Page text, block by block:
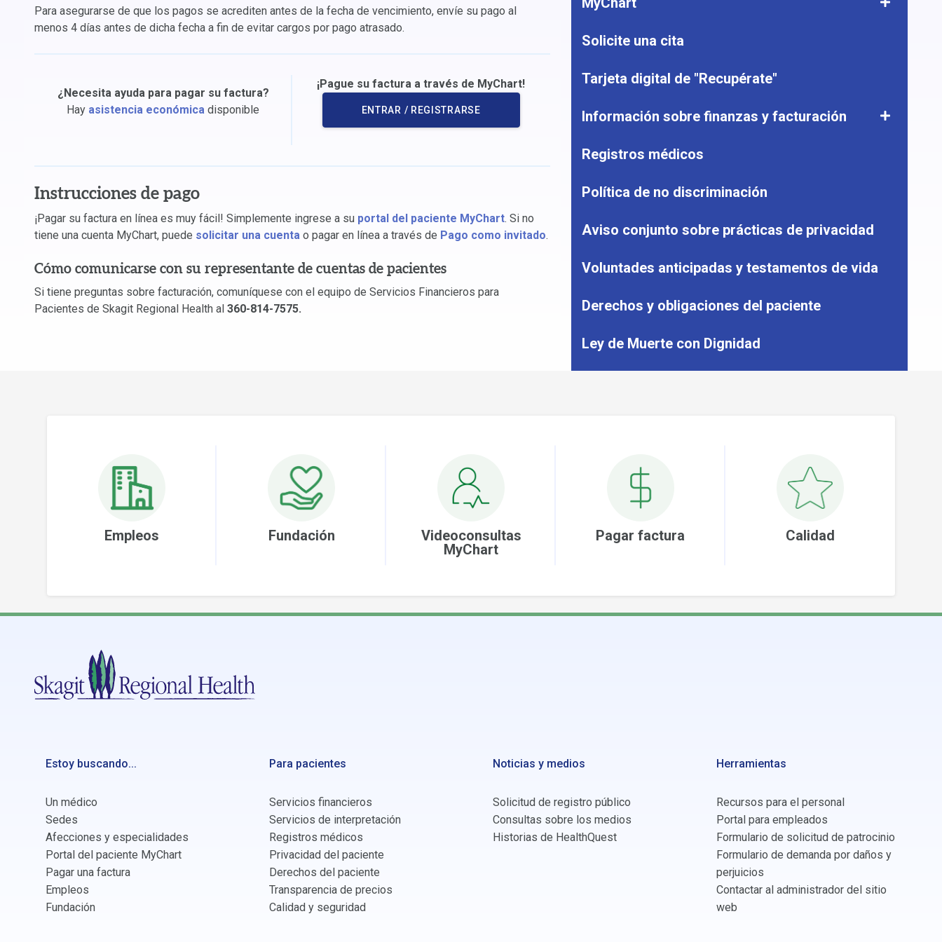
Para asegurarse de que los pagos se acrediten antes de la fecha de vencimiento, envíe su pago al
menos 4 días antes de dicha fecha a fin de evitar cargos por pago atrasado.
¿Necesita ayuda para pagar su factura?
Hay asistencia económica disponible
¡Pague su factura a través de MyChart!
ENTRAR / REGISTRARSE
Instrucciones de pago
¡Pagar su factura en línea es muy fácil! Simplemente ingrese a su portal del paciente MyChart. Si no
tiene una cuenta MyChart, puede solicitar una cuenta o pagar en línea a través de Pago como invitado.
Cómo comunicarse con su representante de cuentas de pacientes
Si tiene preguntas sobre facturación, comuníquese con el equipo de Servicios Financieros para
Pacientes de Skagit Regional Health al 360-814-7575.
Para
Solicite una cita
Tarjeta digital de "Recupérate"
Información sobre finanzas y facturación
Mostrar/
Registros médicos
Política de no discriminación
Aviso conjunto sobre prácticas de privacidad
Voluntades anticipadas y testamentos de vida
Derechos y obligaciones del paciente
Ley de Muerte con Dignidad
Empleos Fundación
Videoconsultas
MyChart
Pagar factura Calidad
Estoy buscando...
Un médico
Sedes
Afecciones y especialidades
Portal del paciente MyChart
Pagar una factura
Empleos
Fundación
Para pacientes
Servicios financieros
Servicios de interpretación
Registros médicos
Privacidad del paciente
Derechos del paciente
Transparencia de precios
Calidad y seguridad
Noticias y medios
Solicitud de registro público
Consultas sobre los medios
Historias de HealthQuest
Herramientas
Recursos para el personal
Portal para empleados
Formulario de solicitud de patrocinio
Formulario de demanda por daños y
perjuicios
Contactar al administrador del sitio
web